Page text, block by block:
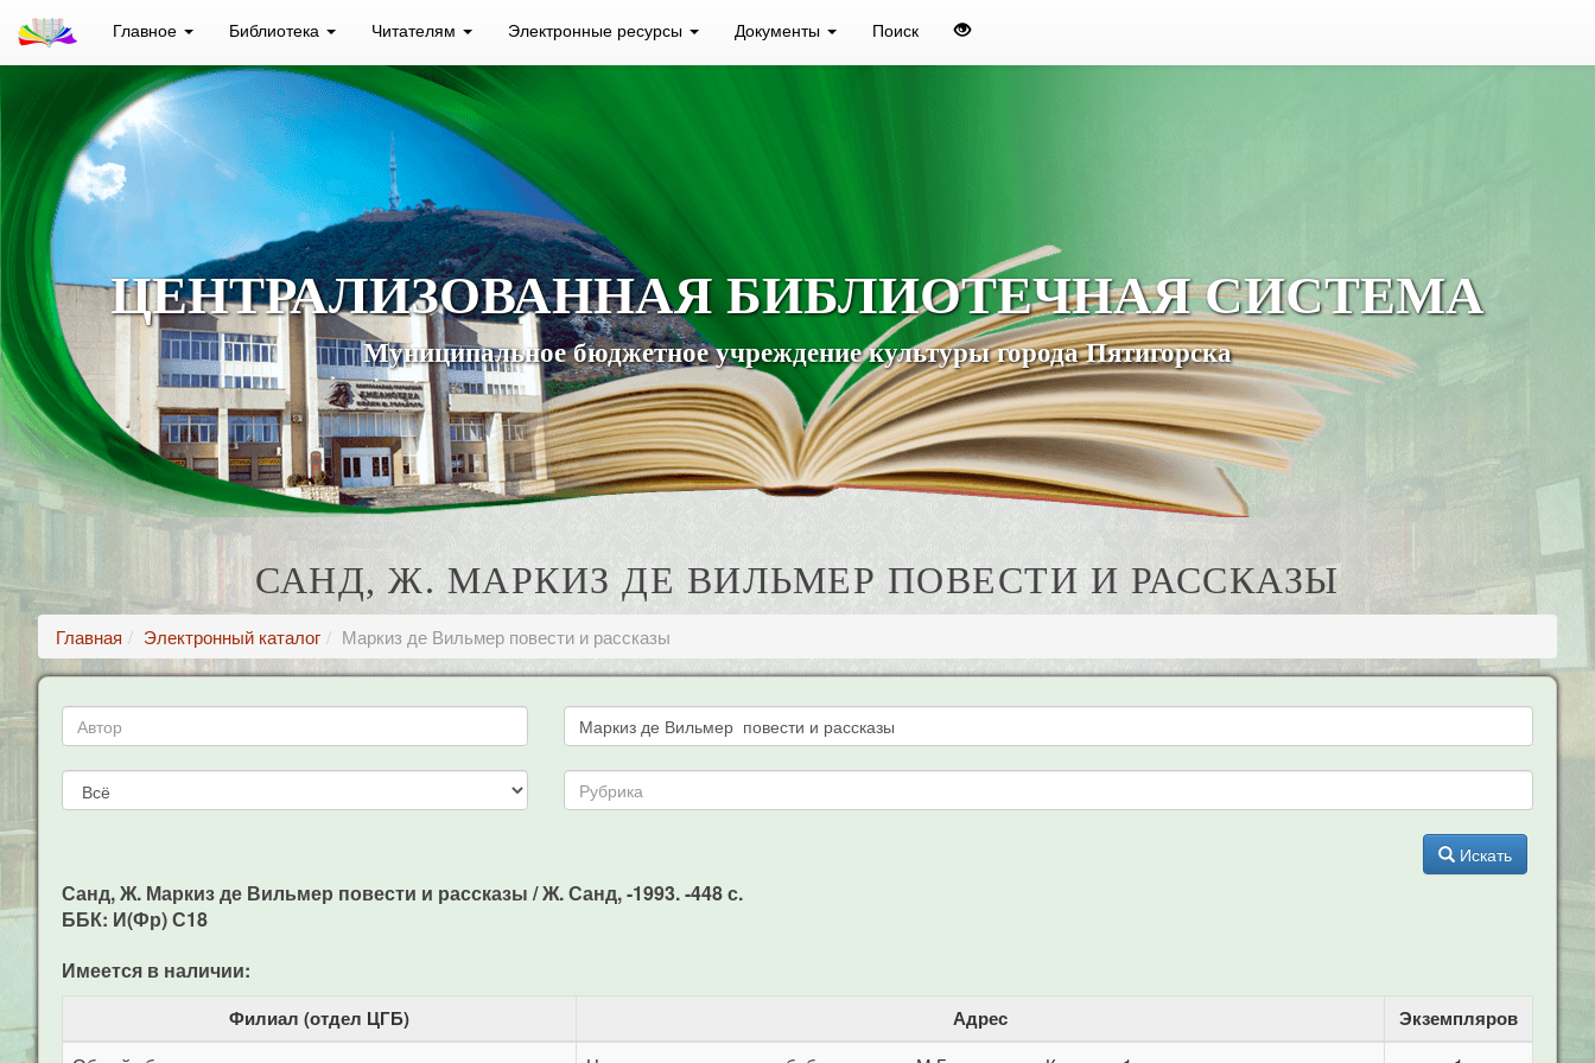
Главное Библиотека Читателям Электронные ресурсы Документы Поиск
ЦЕНТРАЛИЗОВАННАЯ БИБЛИОТЕЧНАЯ СИСТЕМА
Муниципальное бюджетное учреждение культуры города Пятигорска
САНД, Ж. МАРКИЗ ДЕ ВИЛЬМЕР ПОВЕСТИ И РАССКАЗЫ
Главная Электронный каталог Маркиз де Вильмер повести и рассказы
Искать
Санд, Ж. Маркиз де Вильмер повести и рассказы / Ж. Санд, -1993. -448 с.
ББК: И(Фр) С18
Имеется в наличии:
Филиал (отдел ЦГБ) Адрес Экземпляров